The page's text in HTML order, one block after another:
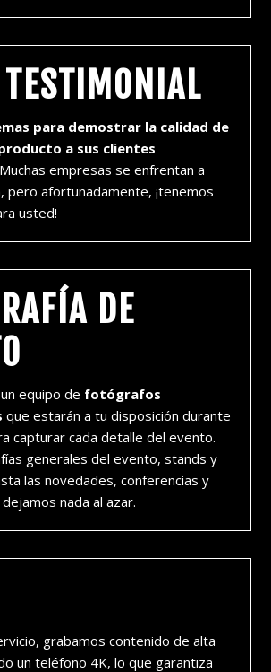
para demostrar la calidad de
a sus clientes
Muchas empresas se enfrentan a
pero afortunadamente, ¡tenemos
usted!
DE
equipo de fotógrafos
que estarán a tu disposición durante
capturar cada detalle del evento.
generales del evento, stands y
las novedades, conferencias y
nada al azar.
grabamos contenido de alta
un teléfono 4K, lo que garantiza